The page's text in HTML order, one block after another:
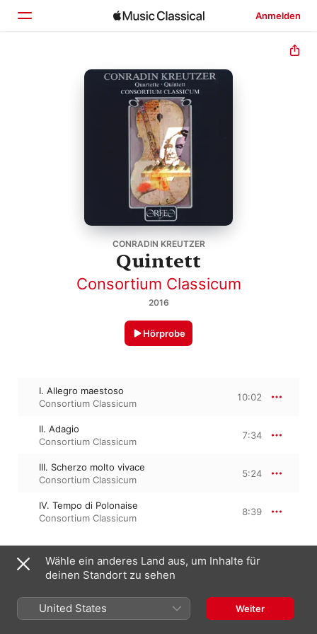
Anmelden
Startseite
CONRADIN KREUTZER
Quintett
Consortium Classicum
2016
Hörprobe
I. Allegro maestoso
Consortium Classicum
10:02
II. Adagio
Consortium Classicum
7:34
III. Scherzo molto vivace
Consortium Classicum
5:24
IV. Tempo di Polonaise
Consortium Classicum
8:39
1. Januar 2016
4 Titel, 31 Minuten
Wähle ein anderes Land aus, um Inhalte für
deinen Standort zu sehen
United States Weiter